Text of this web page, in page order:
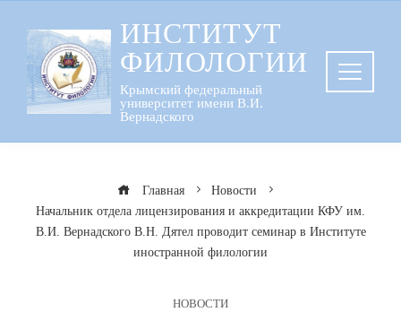
содержанию
ИНСТИТУТ
ФИЛОЛОГИИ
Крымский федеральный
университет имени В.И.
Вернадского
Главная
Новости
Начальник отдела лицензирования и аккредитации КФУ им.
В.И. Вернадского В.Н. Дятел проводит семинар в Институте
иностранной филологии
НОВОСТИ